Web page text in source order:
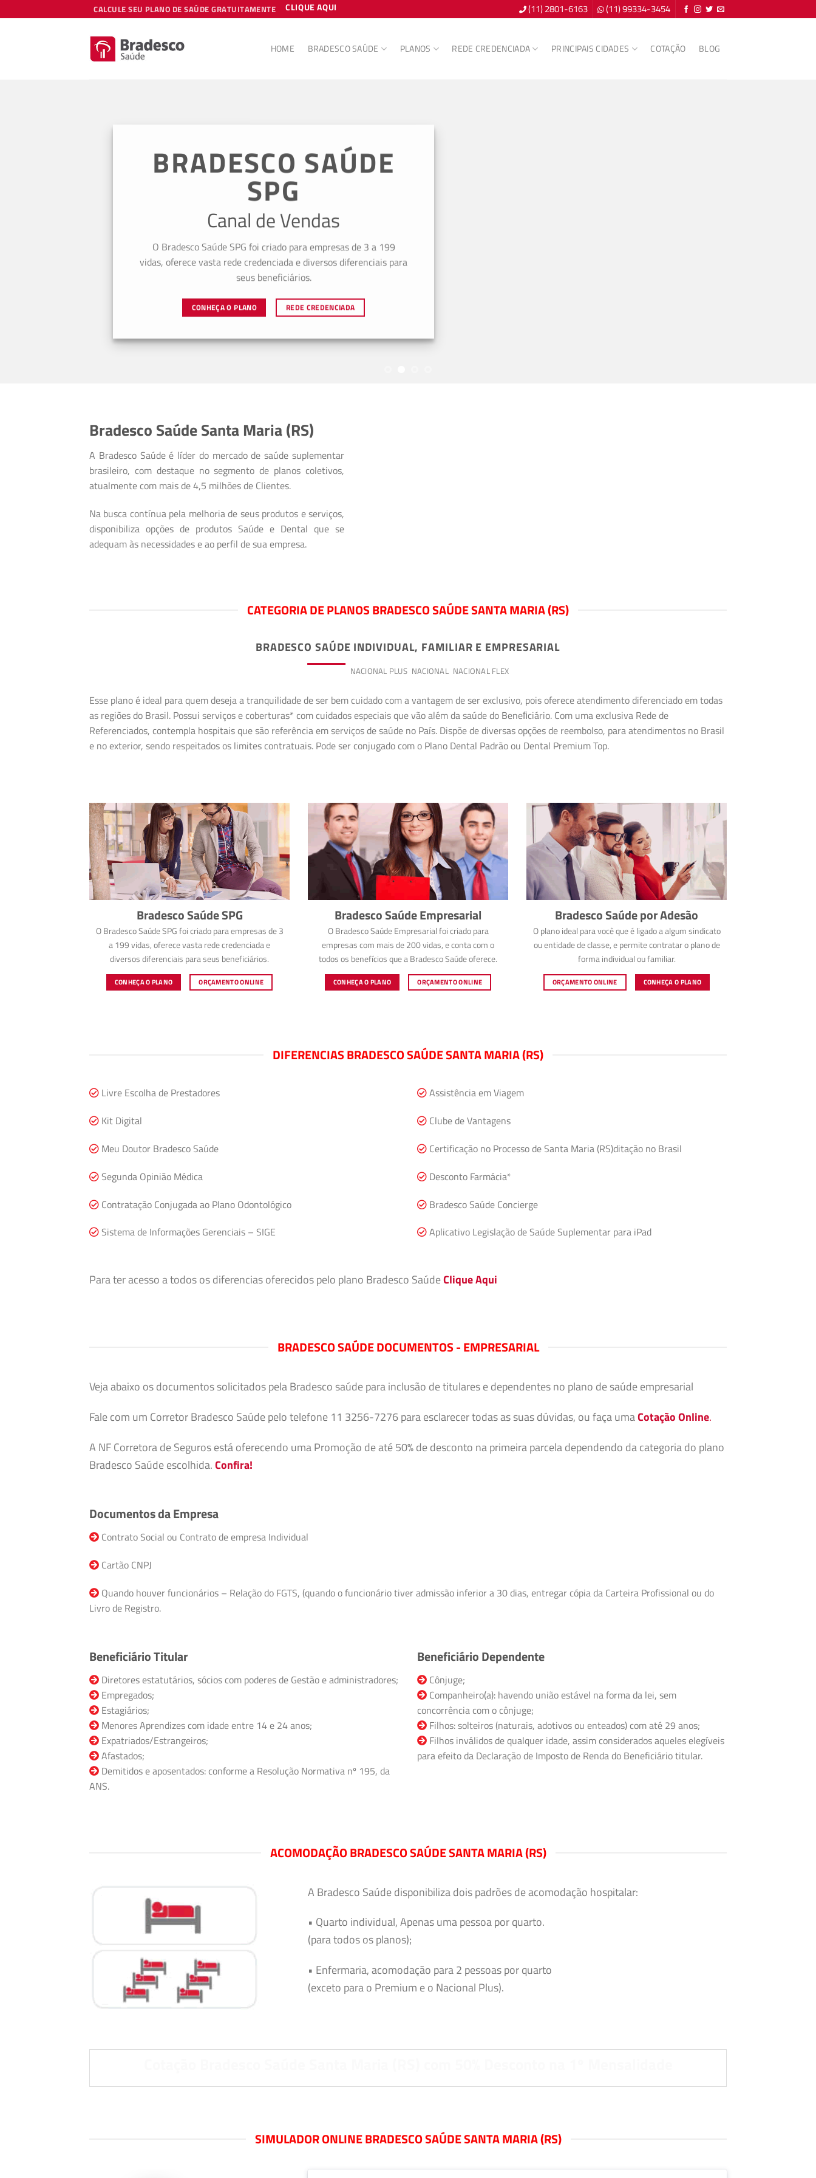
to
CALCULE SEU PLANO DE SAÚDE GRATUITAMENTE CLIQUE AQUI (11) 2801-6163 (11) 99334-3454
HOME BRADESCO SAÚDE PLANOS REDE CREDENCIADA PRINCIPAIS CIDADES COTAÇÃO BLOG
BRADESCO SAÚDE
SPG
Canal de Vendas
O Bradesco Saúde SPG foi criado para empresas de 3 a 199
vidas, oferece vasta rede credenciada e diversos diferenciais para
seus beneficiários.
CONHEÇA O PLANO REDE CREDENCIADA
Bradesco Saúde Santa Maria (RS)
A Bradesco Saúde é líder do mercado de saúde suplementar
brasileiro, com destaque no segmento de planos coletivos,
atualmente com mais de 4,5 milhões de Clientes.
Na busca contínua pela melhoria de seus produtos e serviços,
disponibiliza opções de produtos Saúde e Dental que se
adequam às necessidades e ao perfil de sua empresa.
CATEGORIA DE PLANOS BRADESCO SAÚDE SANTA MARIA (RS)
BRADESCO SAÚDE INDIVIDUAL, FAMILIAR E EMPRESARIAL
NACIONAL PLUS NACIONAL NACIONAL FLEX
Esse plano é ideal para quem deseja a tranquilidade de ser bem cuidado com a vantagem de ser exclusivo, pois oferece atendimento diferenciado em todas
as regiões do Brasil. Possui serviços e coberturas* com cuidados especiais que vão além da saúde do Beneﬁciário. Com uma exclusiva Rede de
Referenciados, contempla hospitais que são referência em serviços de saúde no País. Dispõe de diversas opções de reembolso, para atendimentos no Brasil
e no exterior, sendo respeitados os limites contratuais. Pode ser conjugado com o Plano Dental Padrão ou Dental Premium Top.
Bradesco Saúde SPG
O Bradesco Saúde SPG foi criado para empresas de 3
a 199 vidas, oferece vasta rede credenciada e
diversos diferenciais para seus beneficiários.
CONHEÇA O PLANO ORÇAMENTO ONLINE
Bradesco Saúde Empresarial
O Bradesco Saúde Empresarial foi criado para
empresas com mais de 200 vidas, e conta com o
todos os benefícios que a Bradesco Saúde oferece.
CONHEÇA O PLANO ORÇAMENTO ONLINE
Bradesco Saúde por Adesão
O plano ideal para você que é ligado a algum sindicato
ou entidade de classe, e permite contratar o plano de
forma individual ou familiar.
ORÇAMENTO ONLINE CONHEÇA O PLANO
DIFERENCIAS BRADESCO SAÚDE SANTA MARIA (RS)
Livre Escolha de Prestadores
Kit Digital
Meu Doutor Bradesco Saúde
Segunda Opinião Médica
Contratação Conjugada ao Plano Odontológico
Sistema de Informações Gerenciais – SIGE
Assistência em Viagem
Clube de Vantagens
Certificação no Processo de Santa Maria (RS)ditação no Brasil
Desconto Farmácia*
Bradesco Saúde Concierge
Aplicativo Legislação de Saúde Suplementar para iPad
Para ter acesso a todos os diferencias oferecidos pelo plano Bradesco SaúdeClique Aqui
BRADESCO SAÚDE DOCUMENTOS - EMPRESARIAL
Veja abaixo os documentos solicitados pela Bradesco saúde para inclusão de titulares e dependentes no plano de saúde empresarial
Fale com um Corretor Bradesco Saúde pelo telefone 11 3256-7276 para esclarecer todas as suas dúvidas, ou faça umaCotação Online.
A NF Corretora de Seguros está oferecendo uma Promoção de até 50% de desconto na primeira parcela dependendo da categoria do plano
Bradesco Saúde escolhida.Confira!
Documentos da Empresa
Contrato Social ou Contrato de empresa Individual
Cartão CNPJ
Quando houver funcionários – Relação do FGTS, (quando o funcionário tiver admissão inferior a 30 dias, entregar cópia da Carteira Profissional ou do
Livro de Registro.
Beneficiário Titular
Diretores estatutários, sócios com poderes de Gestão e administradores;
Empregados;
Estagiários;
Menores Aprendizes com idade entre 14 e 24 anos;
Expatriados/Estrangeiros;
Afastados;
Demitidos e aposentados: conforme a Resolução Normativa nº 195, da
ANS.
Beneficiário Dependente
Cônjuge;
Companheiro(a): havendo união estável na forma da lei, sem
concorrência com o cônjuge;
Filhos: solteiros (naturais, adotivos ou enteados) com até 29 anos;
Filhos inválidos de qualquer idade, assim considerados aqueles elegíveis
para efeito da Declaração de Imposto de Renda do Beneficiário titular.
ACOMODAÇÃO BRADESCO SAÚDE SANTA MARIA (RS)
A Bradesco Saúde disponibiliza dois padrões de acomodação hospitalar:
• Quarto individual, Apenas uma pessoa por quarto.
(para todos os planos);
• Enfermaria, acomodação para 2 pessoas por quarto
(exceto para o Premium e o Nacional Plus).
SIMULADOR ONLINE BRADESCO SAÚDE SANTA MARIA (RS)